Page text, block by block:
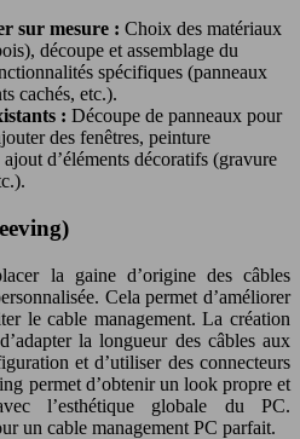
sur mesure : Choix des matériaux
découpe et assemblage du
spécifiques (panneaux
cachés, etc.).
: Découpe de panneaux pour
des fenêtres, peinture
d’éléments décoratifs (gravure
la gaine d’origine des câbles
Cela permet d’améliorer
le cable management. La création
la longueur des câbles aux
et d’utiliser des connecteurs
permet d’obtenir un look propre et
l’esthétique globale du PC.
un cable management PC parfait.